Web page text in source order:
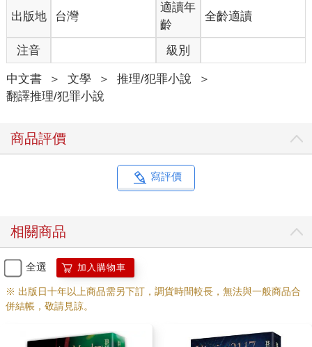
出版地 台灣
適讀年
齡
全齡適讀
注音 級別
中文書 ＞ 文學 ＞ 推理/犯罪小說
＞
翻譯推理/犯罪小說
商品評價
寫評價
相關商品
全選 加入購物車
※ 出版日十年以上商品需另下訂，調貨時間較長，無法與一般商品合
併結帳，敬請見諒。